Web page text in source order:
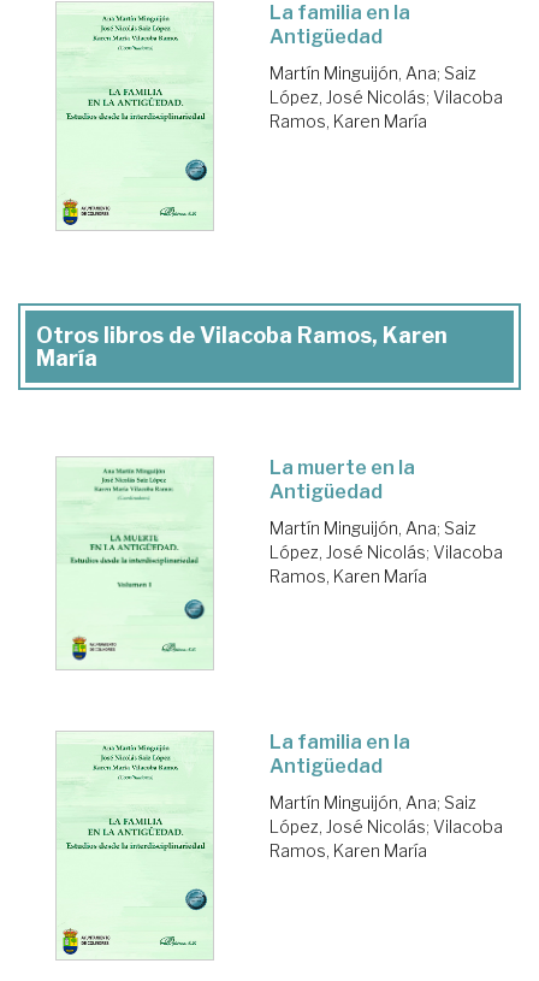
La familia en la
Antigüedad
Martín Minguijón, Ana; Saiz
López, José Nicolás; Vilacoba
Ramos, Karen María
Otros libros de Vilacoba Ramos, Karen
María
La muerte en la
Antigüedad
Martín Minguijón, Ana; Saiz
López, José Nicolás; Vilacoba
Ramos, Karen María
La familia en la
Antigüedad
Martín Minguijón, Ana; Saiz
López, José Nicolás; Vilacoba
Ramos, Karen María